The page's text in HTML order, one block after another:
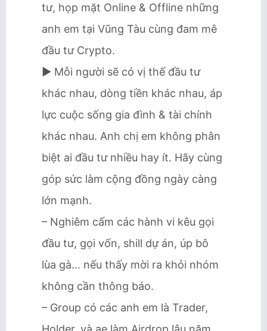
tư, họp mặt Online & Offline những
anh em tại Vũng Tàu cùng đam mê
đầu tư Crypto.
► Mỗi người sẽ có vị thế đầu tư
khác nhau, dòng tiền khác nhau, áp
lực cuộc sống gia đình & tài chính
khác nhau. Anh chị em không phân
biệt ai đầu tư nhiều hay ít. Hãy cùng
góp sức làm cộng đồng ngày càng
lớn mạnh.
– Nghiêm cấm các hành vi kêu gọi
đầu tư, gọi vốn, shill dự án, úp bô
lùa gà… nếu thấy mời ra khỏi nhóm
không cần thông báo.
– Group có các anh em là Trader,